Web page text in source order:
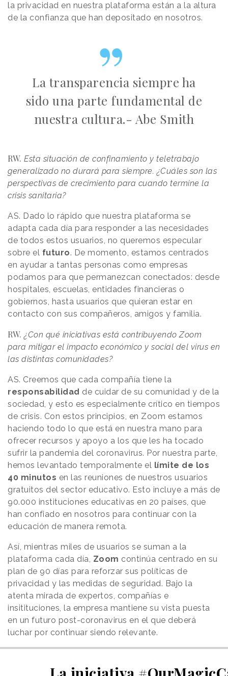
la privacidad en nuestra plataforma están a la altura
de la confianza que han depositado en nosotros.
La transparencia siempre ha
sido una parte fundamental de
nuestra cultura.- Abe Smith
RW. Esta situación de confinamiento y teletrabajo
generalizado no durará para siempre. ¿Cuáles son las
perspectivas de crecimiento para cuando termine la
crisis sanitaria?
AS. Dado lo rápido que nuestra plataforma se
adapta cada día para responder a las necesidades
de todos estos usuarios, no queremos especular
sobre el futuro. De momento, estamos centrados
en ayudar a tantas personas como empresas
podamos para que permanezcan conectados: desde
hospitales, escuelas, entidades financieras o
gobiernos, hasta usuarios que quieran estar en
contacto con sus compañeros, amigos y familia.
RW. ¿Con qué iniciativas está contribuyendo Zoom
para mitigar el impacto económico y social del virus en
las distintas comunidades?
AS. Creemos que cada compañía tiene la
responsabilidad de cuidar de su comunidad y de la
sociedad, y esto es especialmente crítico en tiempos
de crisis. Con estos principios, en Zoom estamos
haciendo todo lo que está en nuestra mano para
ofrecer recursos y apoyo a los que les ha tocado
sufrir la pandemia del coronavirus. Por nuestra parte,
hemos levantado temporalmente el límite de los
40 minutos en las reuniones de nuestros usuarios
gratuitos del sector educativo. Esto incluye a más de
90.000 instituciones educativas en 20 países, que
han confiado en nosotros para continuar con la
educación de manera remota.
Así, mientras miles de usuarios se suman a la
plataforma cada día, Zoom continúa centrado en su
plan de 90 días para reforzar sus políticas de
privacidad y las medidas de seguridad. Bajo la
atenta mirada de expertos, compañías e
insitituciones, la empresa mantiene su vista puesta
en un futuro post-coronavirus en el que deberá
luchar por continuar siendo relevante.